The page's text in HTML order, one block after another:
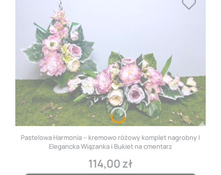
Pastelowa Harmonia – kremowo różowy komplet nagrobny |
Elegancka Wiązanka i Bukiet na cmentarz
Cena
114,00 zł